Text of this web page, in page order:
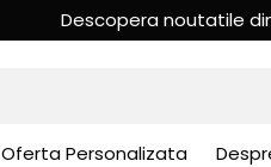
Descopera noutatile
Oferta Personalizata